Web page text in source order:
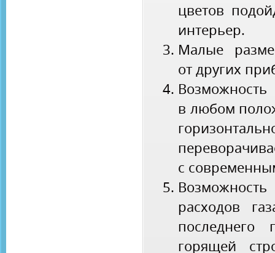
цветов
интерьер.
Малые
от других
в любом
с
расходов
последнего
горящей